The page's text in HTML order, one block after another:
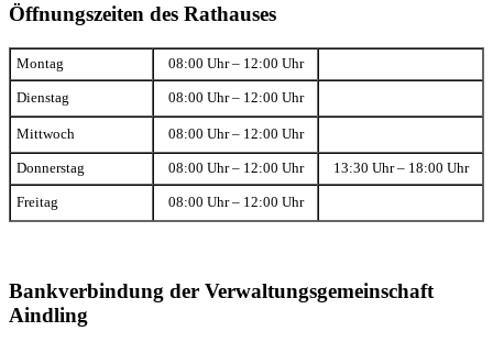
Öffnungszeiten des Rathauses
Montag 08:00 Uhr – 12:00 Uhr
Dienstag 08:00 Uhr – 12:00 Uhr
Mittwoch 08:00 Uhr – 12:00 Uhr
Donnerstag 08:00 Uhr – 12:00 Uhr 13:30 Uhr – 18:00 Uhr
Freitag 08:00 Uhr – 12:00 Uhr
Bankverbindung der Verwaltungsgemeinschaft
Aindling